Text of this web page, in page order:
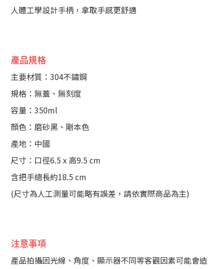
人體工學設計手柄，拿取手感更舒適
產品規格
主要材質：304不鏽鋼
規格：無蓋、無刻度
容量：350ml
顏色：磨砂黑、剛本色
產地：中國
尺寸：口徑6.5 x 高9.5 cm
含把手總長約18.5 cm
(尺寸為人工測量可能略有誤差，請依實際商品為主)
注意事項
產品拍攝因光線、角度、顯示器不同等客觀因素可能會造